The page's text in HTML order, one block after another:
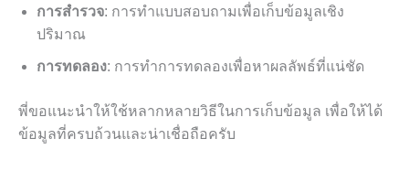
การสำรวจ: การทำแบบสอบถามเพื่อเก็บข้อมูลเชิง
ปริมาณ
การทดลอง: การทำการทดลองเพื่อหาผลลัพธ์ที่แน่ชัด
พี่ขอแนะนำให้ใช้หลากหลายวิธีในการเก็บข้อมูล เพื่อให้ได้
ข้อมูลที่ครบถ้วนและน่าเชื่อถือครับ